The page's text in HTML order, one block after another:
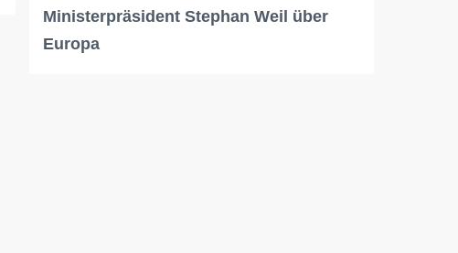
Ministerpräsident Stephan Weil über
Europa